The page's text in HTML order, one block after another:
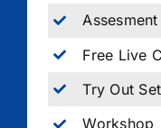
Free Live
Try Out
Workshop